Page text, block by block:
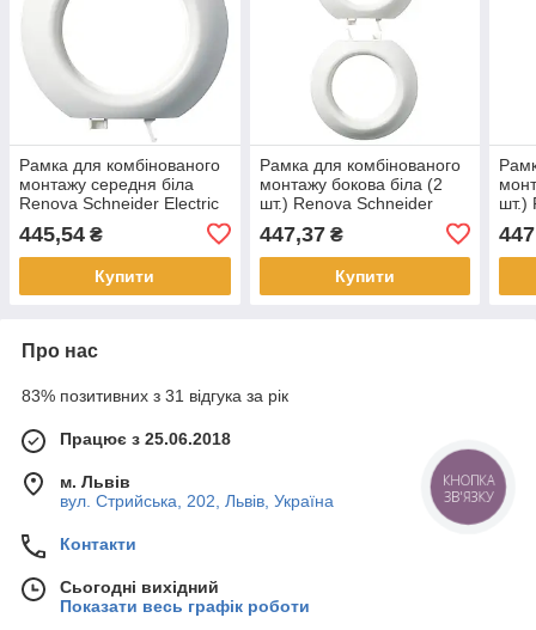
Рамка для комбінованого
монтажу середня біла
Renova Schneider Electric
445,54 ₴
Купити
Рамка для комбінованого
монтажу бокова біла (2
шт.) Renova Schneider
447,37₴
Купити
шт.)
Про нас
83% позитивних з 31 відгука за рік
Працює з 25.06.2018
м. Львів
вул. Стрийська, 202, Львів, Україна
Контакти
Сьогодні вихідний
Показати весь графік роботи
КНОПКА
ЗВ'ЯЗКУ